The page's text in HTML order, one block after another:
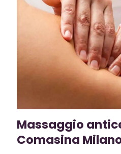
Massaggio
Comasina